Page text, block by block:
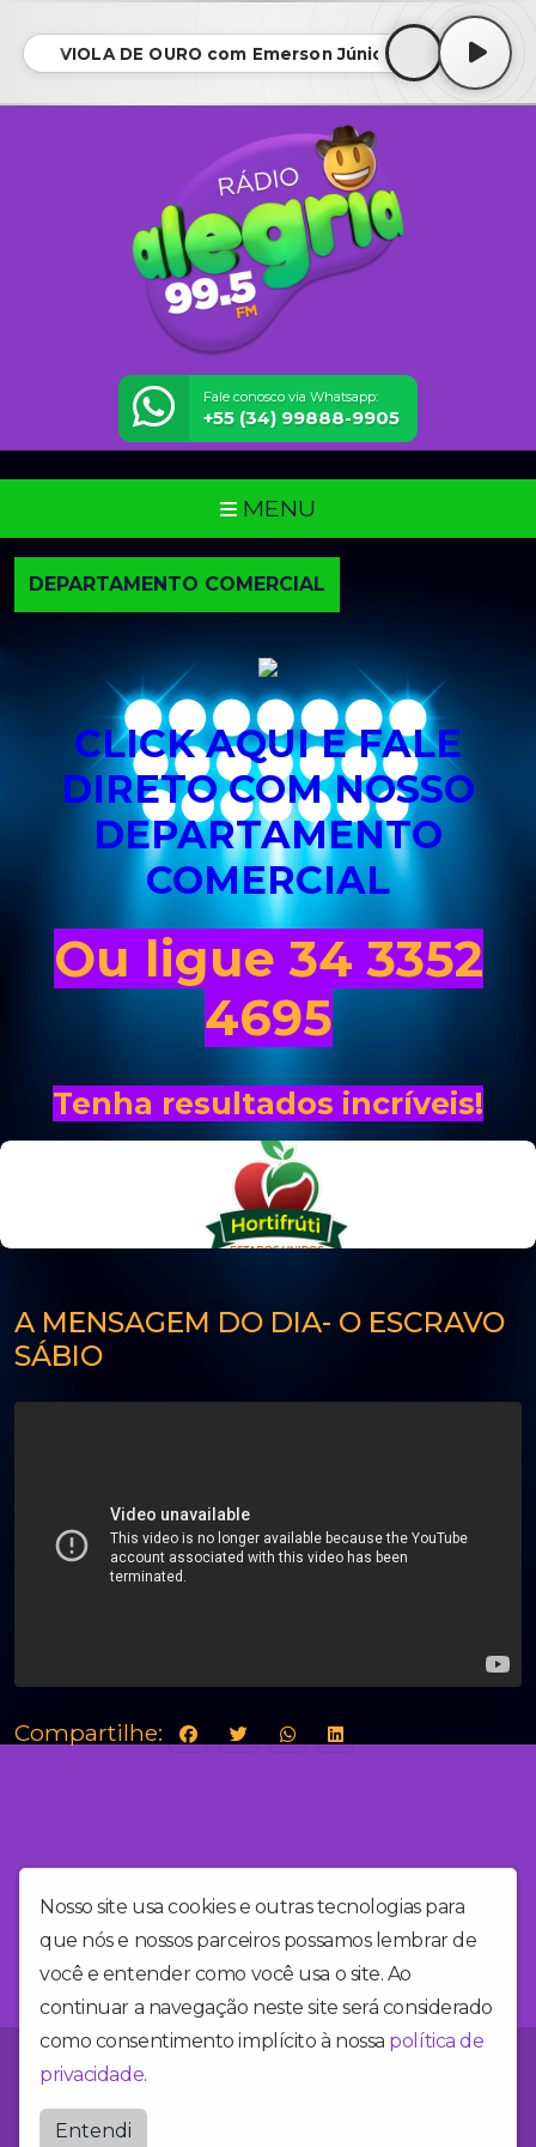
VIOLA DE OURO com Emerson Júnior
Fale conosco via Whatsapp:
+55 (34) 99888-9905
MENU
DEPARTAMENTO COMERCIAL
CLICK AQUI E FALE
DIRETO COM NOSSO
DEPARTAMENTO
COMERCIAL
Ou ligue 34 3352
4695
Tenha resultados incríveis!
A MENSAGEM DO DIA- O ESCRAVO
SÁBIO
Compartilhe:
Nosso site usa cookies e outras tecnologias para
que nós e nossos parceiros possamos lembrar de
você e entender como você usa o site. Ao
continuar a navegação neste site será considerado
como consentimento implícito à nossa política de
privacidade.
Entendi
Você está no site da Alegria FM, a rádio mais alegre do Brasil!